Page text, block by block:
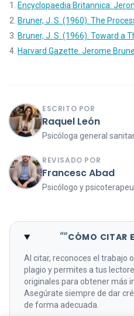
Encyclopaedia Britannica.
Bruner, J. S. (1960). The
Bruner, J. S. (1966). Toward a
Harvard Gazette. Jerome
ESCRITO POR
Raquel León
Psicóloga general
REVISADO POR
Francesc Abad
Psicólogo y
“”CÓMO CITAR
Al citar, reconoces el trabajo
plagio y permites a tus
originales para obtener más
Asegúrate siempre de dar
de forma adecuada.